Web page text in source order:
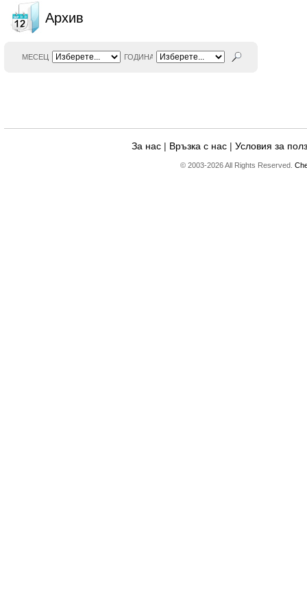
Архив
МЕСЕЦ ГОДИНА
За нас | Връзка с нас |Условия за
© 2003-2026 All Rights Reserved.